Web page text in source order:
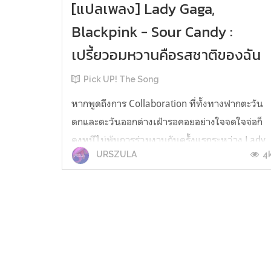
[แปลเพลง] Lady Gaga,
Blackpink - Sour Candy :
เปรี้ยวอมหวานคือรสชาติของฉัน
Pick UP! The Song
หากพูดถึงการ Collaboration ที่ทั้งทางฟากตะวัน
ตกและตะวันออกต่างเฝ้ารอคอยอย่างใจจดใจจ่อก็
คงหนีไม่พ้นการร่วมงานกันครั้งแรกระหว่าง Lady
Gaga ศิลปินและโปรดิวเซอร์สาวผู้ยืนหนึ่งอยู่ในใจ
URSZULA